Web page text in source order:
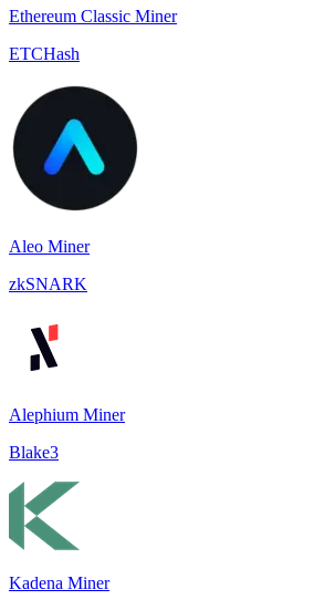
Ethereum Classic Miner
ETCHash
Aleo Miner
zkSNARK
Alephium Miner
Blake3
Kadena Miner